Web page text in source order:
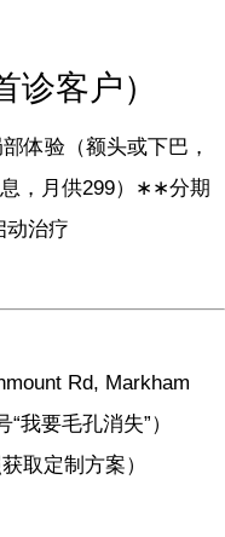
客户）
体验（额头或下巴，
，月供299） ∗ ∗分期
动治疗
Rd, Markham
我要毛孔消失”）
取定制方案）